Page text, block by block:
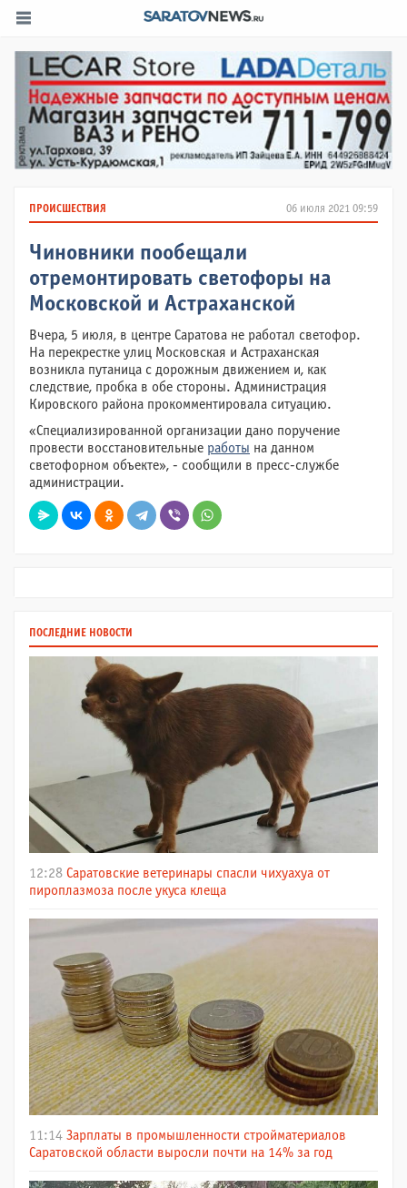
06 июля 2021 09:59
ПРОИСШЕСТВИЯ
Чиновники пообещали
отремонтировать светофоры на
Московской и Астраханской
Вчера, 5 июля, в центре Саратова не работал светофор.
На перекрестке улиц Московская и Астраханская
возникла путаница с дорожным движением и, как
следствие, пробка в обе стороны. Администрация
Кировского района прокомментировала ситуацию.
«Специализированной организации дано поручение
провести восстановительные работы на данном
светофорном объекте», - сообщили в пресс-службе
администрации.
ПОСЛЕДНИЕ НОВОСТИ
12:28 Саратовские ветеринары спасли чихуахуа от
пироплазмоза после укуса клеща
11:14 Зарплаты в промышленности стройматериалов
Саратовской области выросли почти на 14% за год